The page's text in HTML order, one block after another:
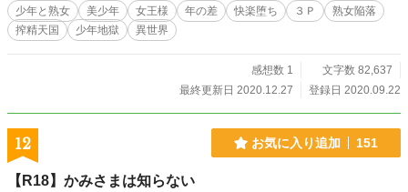
が、双子の亡命王子に「堕とされて」ゆきます・・・。 い
つもよりトロトロ甘々、ハニー展開かもしれません。 【Sp
ecial Thanks】 本作の原案・ストーリー展開で、虎のじゅ
虎のじゅうぞう様、有難うございました！ 【あらすじ】
ゴート大陸の中央に位置する大国ランデルシアの女王様ソ
には施しを与え、民の幸せを第一に考え、畑を開墾して国を
豊かにし、他国とは和平で臨んでいる美しい慈母女王。 そ
戦争に敗北し国が滅んだために、ランデルシアに亡命してき
少年と熟女 美少年 女王様 年の差 快楽堕ち ３Ｐ
熟女陥落
搾精天国
少年地獄 異世界
感想数 1
文字数 82,637
最終更新日 2020.12.27
登録日 2020.09.22
12 お気に入り追加 151
【R18】かみさまは知らない